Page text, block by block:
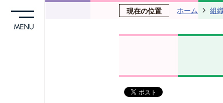
現在の位置 ホーム 組